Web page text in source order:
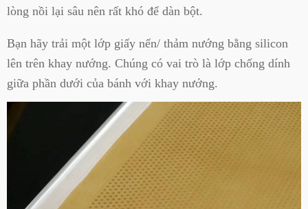
lòng nồi lại sâu nên rất khó để dàn bột.
Bạn hãy trải một lớp giấy nến/ thảm nướng bằng silicon
lên trên khay nướng. Chúng có vai trò là lớp chống dính
giữa phần dưới của bánh với khay nướng.